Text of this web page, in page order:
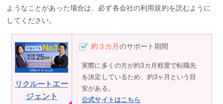
ようなことがあった場合は、必ず各会社の利用規約を読むように
してください。
リクルート エー
ジェント
約３カ月 のサポート期間
実際に多くの方が約3カ月程度で転職先
を決定しているため、約3ヶ月という目
安がある。
公式サイトはこちら